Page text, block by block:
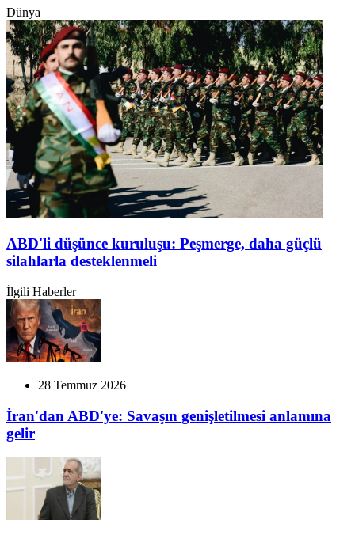
Dünya
ABD'li düşünce kuruluşu: Peşmerge, daha güçlü
silahlarla desteklenmeli
İlgili Haberler
28 Temmuz 2026
İran'dan ABD'ye: Savaşın genişletilmesi anlamına
gelir